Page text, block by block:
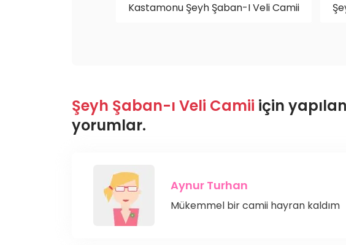
Kastamonu Şeyh Şaban-I Veli Camii
Şeyh Şaban-ı Veli Camii için yapılan
yorumlar.
Aynur Turhan
Mükemmel bir camii hayran kaldım